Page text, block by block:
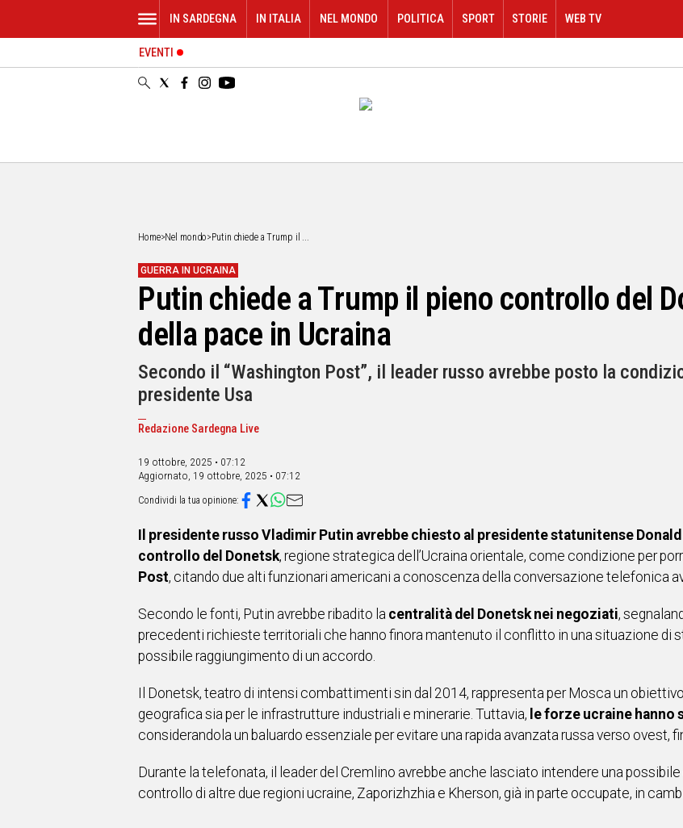
ORISTANO
Vai
IN SARDEGNA IN ITALIA NEL MONDO POLITICA SPORT STORIE WEB TV
EVENTI
Home>Nel mondo>Putin chiede a Trump il ...
GUERRA IN UCRAINA
Putin chiede a Trump il pieno controllo del
della pace in Ucraina
Secondo il “Washington Post”, il leader russo avrebbe posto la
presidente Usa
Redazione Sardegna Live
19 ottobre, 2025 • 07:12
Aggiornato, 19 ottobre, 2025 • 07:12
Il presidente russo Vladimir Putin avrebbe chiesto al presidente statunitense Donald
controllo del Donetsk, regione strategica dell’Ucraina orientale, come condizione per
Post, citando due alti funzionari americani a conoscenza della conversazione telefonica
Secondo le fonti, Putin avrebbe ribadito la centralità del Donetsk nei negoziati,
precedenti richieste territoriali che hanno finora mantenuto il conflitto in una situazione di
possibile raggiungimento di un accordo.
Il Donetsk, teatro di intensi combattimenti sin dal 2014, rappresenta per Mosca un
geografica sia per le infrastrutture industriali e minerarie. Tuttavia, le forze ucraine
considerandola un baluardo essenziale per evitare una rapida avanzata russa verso ovest,
Durante la telefonata, il leader del Cremlino avrebbe anche lasciato intendere una
controllo di altre due regioni ucraine, Zaporizhzhia e Kherson, già in parte occupate, in